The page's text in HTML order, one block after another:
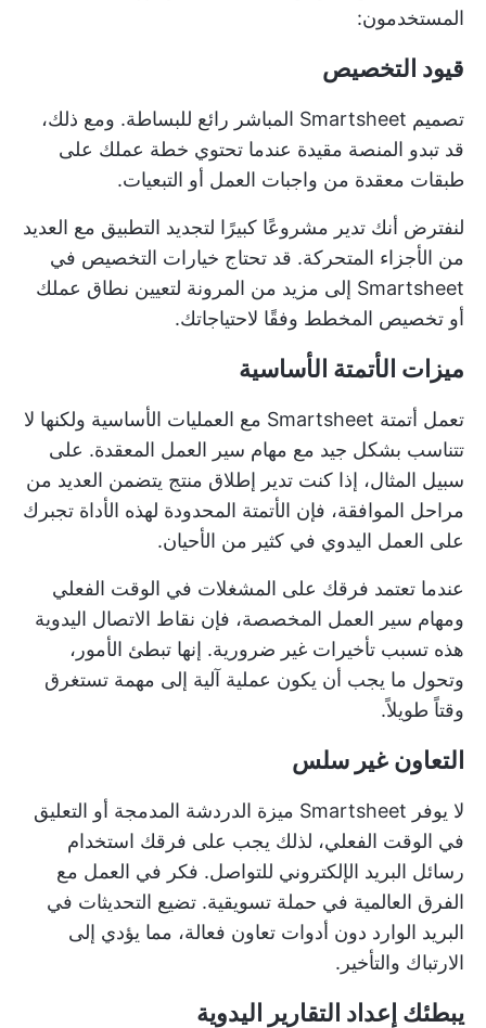
المستخدمون:
قيود التخصيص
تصميم Smartsheet المباشر رائع للبساطة. ومع ذلك،
قد تبدو المنصة مقيدة عندما تحتوي خطة عملك على
طبقات معقدة من واجبات العمل أو التبعيات.
لنفترض أنك تدير مشروعًا كبيرًا لتجديد التطبيق مع العديد
من الأجزاء المتحركة. قد تحتاج خيارات التخصيص في
Smartsheet إلى مزيد من المرونة لتعيين نطاق عملك
أو تخصيص المخطط وفقًا لاحتياجاتك.
ميزات الأتمتة الأساسية
تعمل أتمتة Smartsheet مع العمليات الأساسية ولكنها لا
تتناسب بشكل جيد مع مهام سير العمل المعقدة. على
سبيل المثال، إذا كنت تدير إطلاق منتج يتضمن العديد من
مراحل الموافقة، فإن الأتمتة المحدودة لهذه الأداة تجبرك
على العمل اليدوي في كثير من الأحيان.
عندما تعتمد فرقك على المشغلات في الوقت الفعلي
ومهام سير العمل المخصصة، فإن نقاط الاتصال اليدوية
هذه تسبب تأخيرات غير ضرورية. إنها تبطئ الأمور،
وتحول ما يجب أن يكون عملية آلية إلى مهمة تستغرق
وقتاً طويلاً.
التعاون غير سلس
لا يوفر Smartsheet ميزة الدردشة المدمجة أو التعليق
في الوقت الفعلي، لذلك يجب على فرقك استخدام
رسائل البريد الإلكتروني للتواصل. فكر في العمل مع
الفرق العالمية في حملة تسويقية. تضيع التحديثات في
البريد الوارد دون أدوات تعاون فعالة، مما يؤدي إلى
الارتباك والتأخير.
يبطئك إعداد التقارير اليدوية